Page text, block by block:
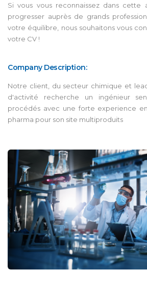
Si vous vous reconnaissez dans cette
progresser auprès de grands
votre équilibre, nous souhaitons vous
votre CV !
Company Description:
Notre client, du secteur chimique et
d'activité recherche un ingénieur
procédés avec une forte experience
pharma pour son site multiproduits